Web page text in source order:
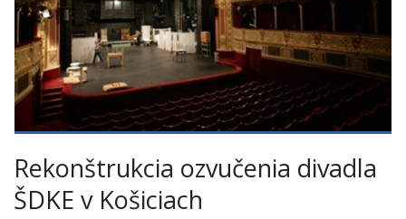
Rekonštrukcia ozvučenia divadla
ŠDKE v Košiciach